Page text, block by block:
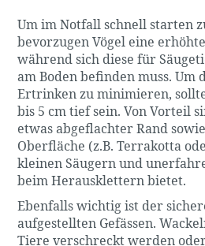
Um im Notfall schnell starten
bevorzugen Vögel eine
während sich diese für
am Boden befinden muss. Um
Ertrinken zu minimieren,
bis 5 cm tief sein. Von Vorteil
etwas abgeflachter Rand
Oberfläche (z.B. Terrakotta
kleinen Säugern und
beim Herausklettern bietet.
Ebenfalls wichtig ist der
aufgestellten Gefässen.
Tiere verschreckt werden